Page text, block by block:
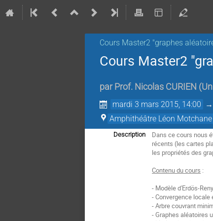
Cours Master2 "graphes
Cours Master2
par Prof. Nicolas CURIEN (
mardi 3 mars 2015, 14:00 →
Amphithéâtre Léon Motchane
Description
Dans ce cours nous
récents (les cartes
les propriétés des
Contenu du cours :
- Modèle d'Erdös-
- Convergence locale
- Arbre couvrant
- Graphes aléatoires